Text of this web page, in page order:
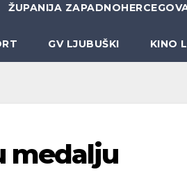
ŽUPANIJA
GV LJUBUŠKI KINO
medalju